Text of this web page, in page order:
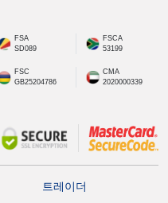
FSA
SD089
FSCA
53199
FSC
GB25204786
CMA
2020000339
트레이더